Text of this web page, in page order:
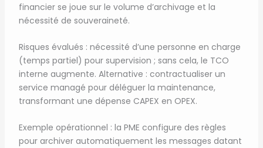
financier se joue sur le volume d’archivage et la
nécessité de souveraineté.
Risques évalués : nécessité d’une personne en charge
(temps partiel) pour supervision ; sans cela, le TCO
interne augmente. Alternative : contractualiser un
service managé pour déléguer la maintenance,
transformant une dépense CAPEX en OPEX.
Exemple opérationnel : la PME configure des règles
pour archiver automatiquement les messages datant